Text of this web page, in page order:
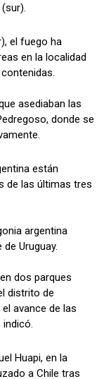
el fuego ha
en la localidad
asediaban las
donde se
están
de las últimas tres
argentina
Uruguay.
dos parques
distrito de
avance de las
indicó.
Huapi, en la
a Chile tras